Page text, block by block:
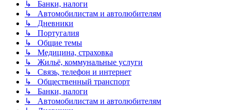
↳ Банки, налоги
↳ Автомобилистам и автолюбителям
↳ Дневники
↳ Португалия
↳ Общие темы
↳ Медицина, страховка
↳ Жильё, коммунальные услуги
↳ Связь, телефон и интернет
↳ Общественный транспорт
↳ Банки, налоги
↳ Автомобилистам и автолюбителям